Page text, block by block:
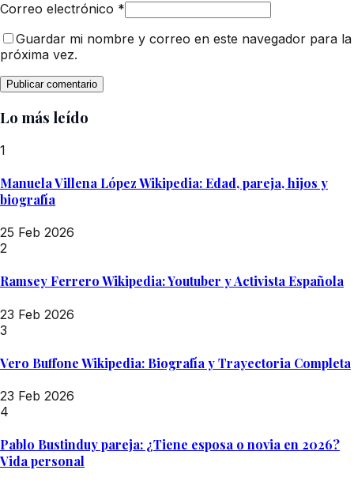
Correo electrónico *
Guardar mi nombre y correo en este navegador para la
próxima vez.
Lo más leído
1
Manuela Villena López Wikipedia: Edad, pareja, hijos y
biografía
25 Feb 2026
2
Ramsey Ferrero Wikipedia: Youtuber y Activista Española
23 Feb 2026
3
Vero Buffone Wikipedia: Biografía y Trayectoria Completa
23 Feb 2026
4
Pablo Bustinduy pareja: ¿Tiene esposa o novia en 2026?
Vida personal